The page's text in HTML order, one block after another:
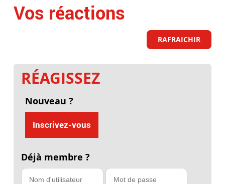
Vos réactions
RAFRAICHIR
RÉAGISSEZ
Nouveau ?
Inscrivez-vous
Déjà membre ?